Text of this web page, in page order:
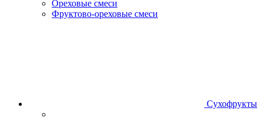
Ореховые смеси
Фруктово-ореховые смеси
Сухофрукты